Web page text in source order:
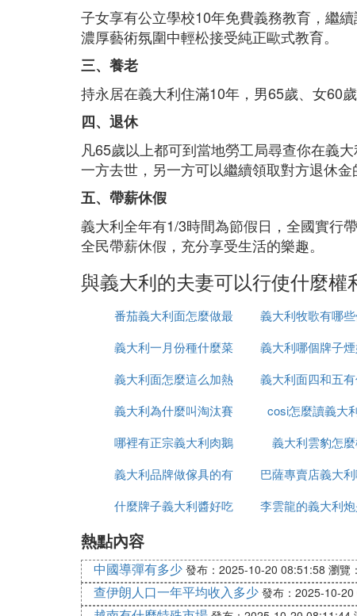
子女享有公立學校10年免費義務教育，繼
濃厚藝術氛圍中輕松接受純正歐式教育。
三、養老
持永居在義大利住滿10年，男65歲、女60
四、退休
凡65歲以上都可到當地勞工局尋查你在義
一方去世，另一方可以繼續領取對方退休金
五、帶薪休假
義大利全年有1/3時間為節假日，全國實行
全民帶薪休假，充分享受生活的樂趣。
與義大利的夫妻可以行使什麼權
番茄義大利面怎麼做最
簡單還好吃
義大利牧歌有哪
大家
義大利一月份種什麼菜 義大利哪個牌子
義大利面怎麼這么加熱
義大利面四和五
區別
義大利為什麼叫淘汰賽
之王
cosi怎麼讀義大
哪裡有正宗義大利肉鵝
苗出售嗎
義大利雲豹怎
義大利品牌做傢具的有
哪些品牌
巴薩專賣店義大
有
什麼牌子義大利醬好吃
李雲龍的義大利
熱點內容
中國導彈有多少 發布：2025-10-20 08:51:58 瀏覽
查伊朗人口一年平均收入多少 發布：2025-10-